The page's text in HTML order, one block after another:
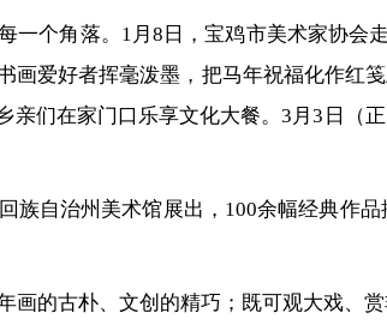
一个角落。1月8日，宝鸡市美术家协
画爱好者挥毫泼墨，把马年祝福化作红
亲们在家门口乐享文化大餐。3月3日（
族自治州美术馆展出，100余幅经典作
画的古朴、文创的精巧；既可观大戏